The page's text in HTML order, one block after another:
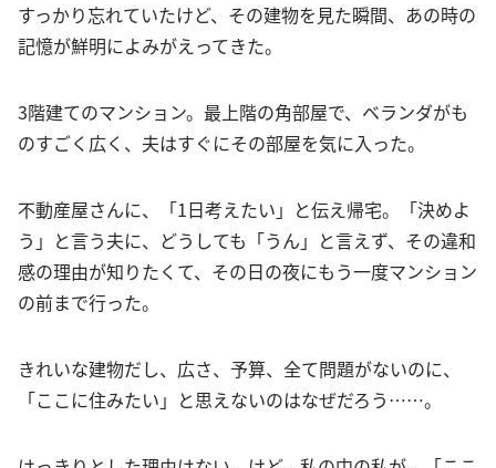
すっかり忘れていたけど、その建物を見た瞬間、あの時の
記憶が鮮明によみがえってきた。
3階建てのマンション。最上階の角部屋で、ベランダがも
のすごく広く、夫はすぐにその部屋を気に入った。
不動産屋さんに、「1日考えたい」と伝え帰宅。「決めよ
う」と言う夫に、どうしても「うん」と言えず、その違和
感の理由が知りたくて、その日の夜にもう一度マンション
の前まで行った。
きれいな建物だし、広さ、予算、全て問題がないのに、
「ここに住みたい」と思えないのはなぜだろう……。